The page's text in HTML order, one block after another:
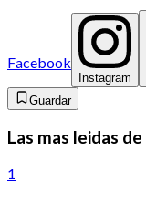
Facebook
Instagram
Guardar
Las mas leidas
1